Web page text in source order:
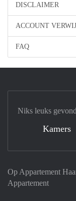
DISCLAIMER
ACCOUNT
FAQ
Op Appartement
Appartement
Niks leuks
Kamers